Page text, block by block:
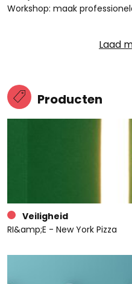
Workshop: maak
Laad
Producten
Veiligheid
RI&amp;E - New York Pizza